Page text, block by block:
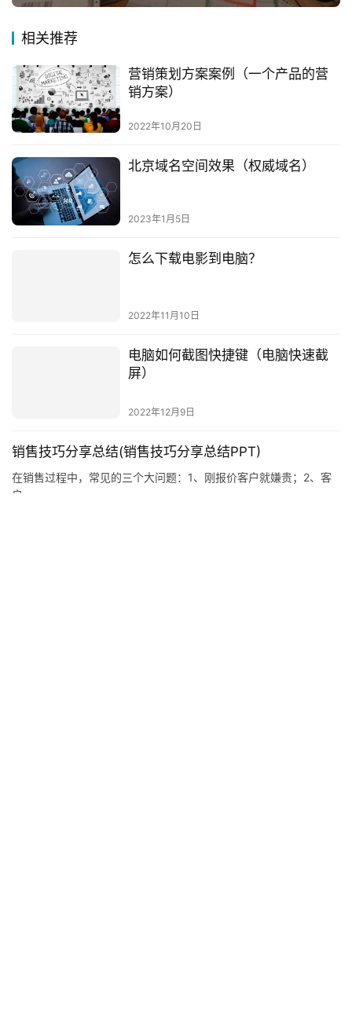
相关推荐
营销策划方案案例（一个产品的营
销方案）
2022年10月20日
北京域名空间效果（权威域名）
2023年1月5日
怎么下载电影到电脑？
2022年11月10日
电脑如何截图快捷键（电脑快速截
屏）
销售技巧分享总结(销售技巧分享总结PPT)
户